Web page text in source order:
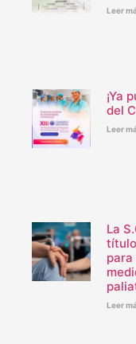
Leer
¡Ya
del
Leer
La
Leer